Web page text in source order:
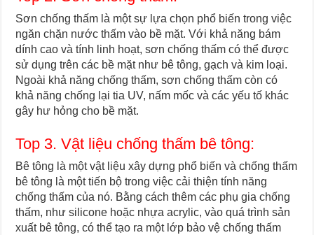
Sơn chống thấm là một sự lựa chọn phổ biến trong việc
ngăn chặn nước thấm vào bề mặt. Với khả năng bám
dính cao và tính linh hoạt, sơn chống thấm có thể được
sử dụng trên các bề mặt như bê tông, gạch và kim loại.
Ngoài khả năng chống thấm, sơn chống thấm còn có
khả năng chống lại tia UV, nấm mốc và các yếu tố khác
gây hư hỏng cho bề mặt.
Top 3. Vật liệu chống thấm bê tông:
Bê tông là một vật liệu xây dựng phổ biến và chống thấm
bê tông là một tiến bộ trong việc cải thiện tính năng
chống thấm của nó. Bằng cách thêm các phụ gia chống
thấm, như silicone hoặc nhựa acrylic, vào quá trình sản
xuất bê tông, có thể tạo ra một lớp bảo vệ chống thấm